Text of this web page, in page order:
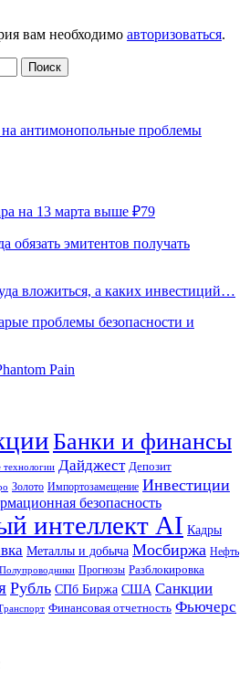
вам необходимо авторизоваться.
антимонопольные проблемы
на 13 марта выше ₽79
обязать эмитентов получать
вложиться, а каких инвестиций…
проблемы безопасности и
Pain
Банки и финансы
технологии Дайджест Депозит
Золото Импортозамещение Инвестиции
безопасность
интеллект AI Кадры
Металлы и добыча Мосбиржа Нефть
Полупроводники Прогнозы Разблокировка
Рубль СПб Биржа США Санкции
Финансовая отчетность Фьючерс